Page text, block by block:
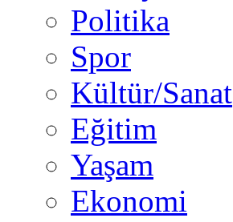
Politika
Spor
Kültür/Sanat
Eğitim
Yaşam
Ekonomi